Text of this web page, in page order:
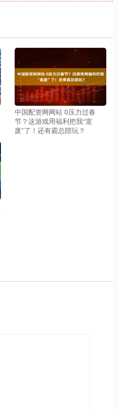
中国配资网网站 0压力过春
节？这游戏用福利把我“宠
废”了！还有霸总陪玩？